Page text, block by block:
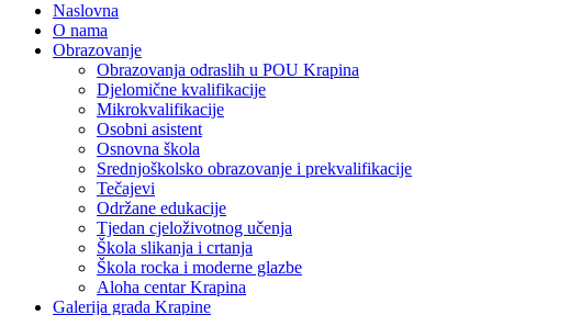
Naslovna
O nama
Obrazovanje
Obrazovanja odraslih u POU Krapina
Djelomične kvalifikacije
Mikrokvalifikacije
Osobni asistent
Osnovna škola
Srednjoškolsko obrazovanje i prekvalifikacije
Tečajevi
Održane edukacije
Tjedan cjeloživotnog učenja
Škola slikanja i crtanja
Škola rocka i moderne glazbe
Aloha centar Krapina
Galerija grada Krapine